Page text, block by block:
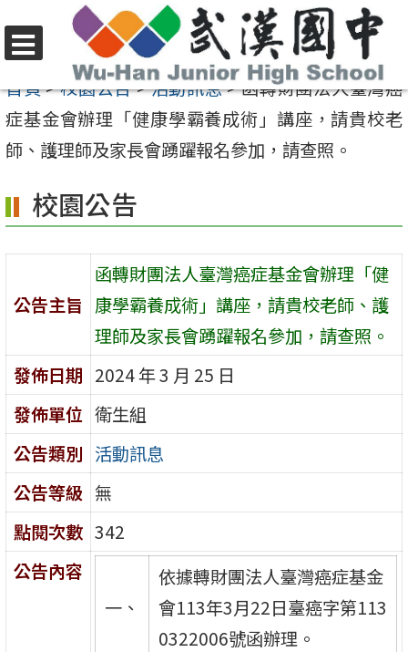
至
要
內
區
選
單
首頁>校園公告>活動訊息>函轉財團法人臺灣癌
症基金會辦理「健康學霸養成術」講座，請貴校老
師、護理師及家長會踴躍報名參加，請查照。
校園公告
公告主旨
函轉財團法人臺灣癌症基金會辦理「健
康學霸養成術」講座，請貴校老師、護
理師及家長會踴躍報名參加，請查照。
發佈日期 2024 年 3 月 25 日
發佈單位 衛生組
公告類別 活動訊息
公告等級 無
點閱次數 342
公告內容
一、
依據轉財團法人臺灣癌症基金
會113年3月22日臺癌字第113
0322006號函辦理。